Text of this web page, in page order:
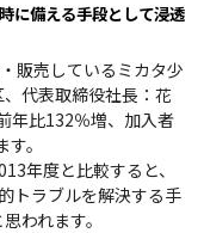
に備える手段として浸透
販売しているミカタ少
代表取締役社長：花
年比132％増、加入者
。
年度と比較すると、
トラブルを解決する手
われます。